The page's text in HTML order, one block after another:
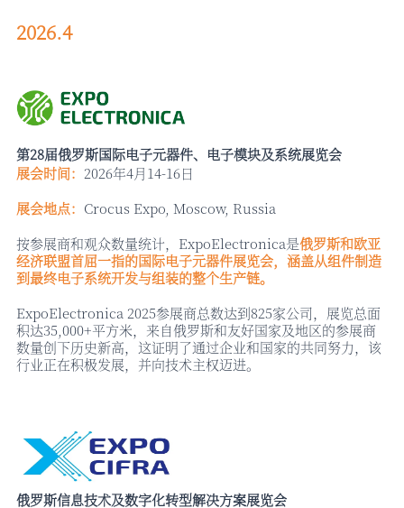
2026.4
第28届俄罗斯国际电子元器件、电子模块及系统展览会
展会时间： 2026年4月14-16日
展会地点： Crocus Expo, Moscow, Russia
按参展商和观众数量统计， ExpoElectronica是俄罗斯和欧亚
经济联盟首屈一指的国际电子元器件展览会，涵盖从组件制造
到最终电子系统开发与组装的整个生产链。
ExpoElectronica 2025参展商总数达到825家公司，展览总面
积达35,000+平方米，来自俄罗斯和友好国家及地区的参展商
数量创下历史新高，这证明了通过企业和国家的共同努力，该
行业正在积极发展，并向技术主权迈进。
俄罗斯信息技术及数字化转型解决方案展览会